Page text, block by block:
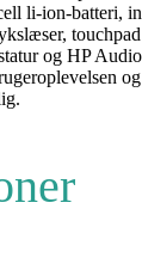
li-ion-batteri,
og HP